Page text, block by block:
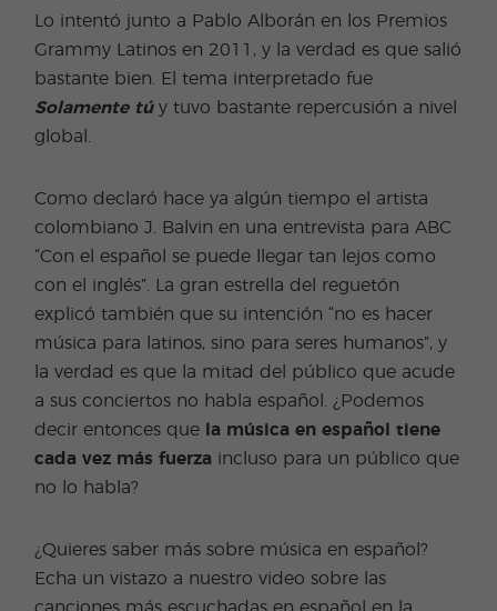
Lo intentó junto a Pablo Alborán en los Premios
Grammy Latinos en 2011, y la verdad es que salió
bastante bien. El tema interpretado fue
Solamente tú y tuvo bastante repercusión a nivel
global.
Como declaró hace ya algún tiempo el artista
colombiano J. Balvin en una entrevista para ABC
“Con el español se puede llegar tan lejos como
con el inglés”. La gran estrella del reguetón
explicó también que su intención “no es hacer
música para latinos, sino para seres humanos”, y
la verdad es que la mitad del público que acude
a sus conciertos no habla español. ¿Podemos
decir entonces que la música en español tiene
cada vez más fuerza incluso para un público que
no lo habla?
¿Quieres saber más sobre música en español?
Echa un vistazo a nuestro video sobre las
canciones más escuchadas en español en la